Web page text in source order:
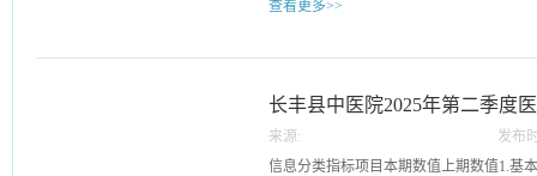
查看更多>>
长丰县中医院2025年第二季度
来源:
发布
11
信息分类指标项目本期数值上期数值1.基